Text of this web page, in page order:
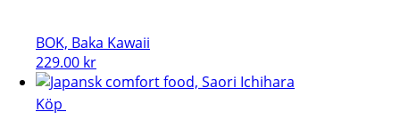
BOK, Baka Kawaii
229.00 kr
Köp